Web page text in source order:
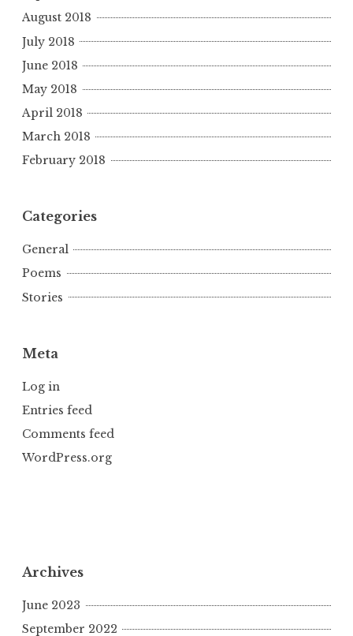
August 2018
July 2018
June 2018
May 2018
April 2018
March 2018
February 2018
Categories
General
Poems
Stories
Meta
Log in
Entries feed
Comments feed
WordPress.org
Archives
June 2023
September 2022